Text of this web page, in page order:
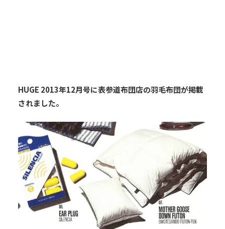
HUGE 2013年12月号に表参道布団店の羽毛布団が掲載
されました。